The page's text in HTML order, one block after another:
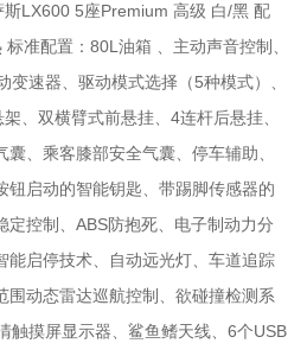
斯LX600 5座Premium 高级 白/黑 配
准配置：80L油箱 、主动声音控制、
速器、驱动模式选择（5种模式）、
、双横臂式前悬挂、4连杆后悬挂、
、乘客膝部安全气囊、停车辅助、
钮启动的智能钥匙、带踢脚传感器的
定控制、ABS防抱死、电子制动力分
能启停技术、自动远光灯、车道追踪
围动态雷达巡航控制、欲碰撞检测系
触摸屏显示器、鲨鱼鳍天线、6个USB